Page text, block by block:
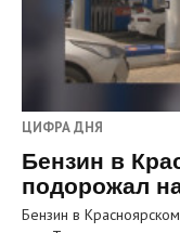
ЦИФРА ДНЯ
Бензин в
подорожал
Бензин в